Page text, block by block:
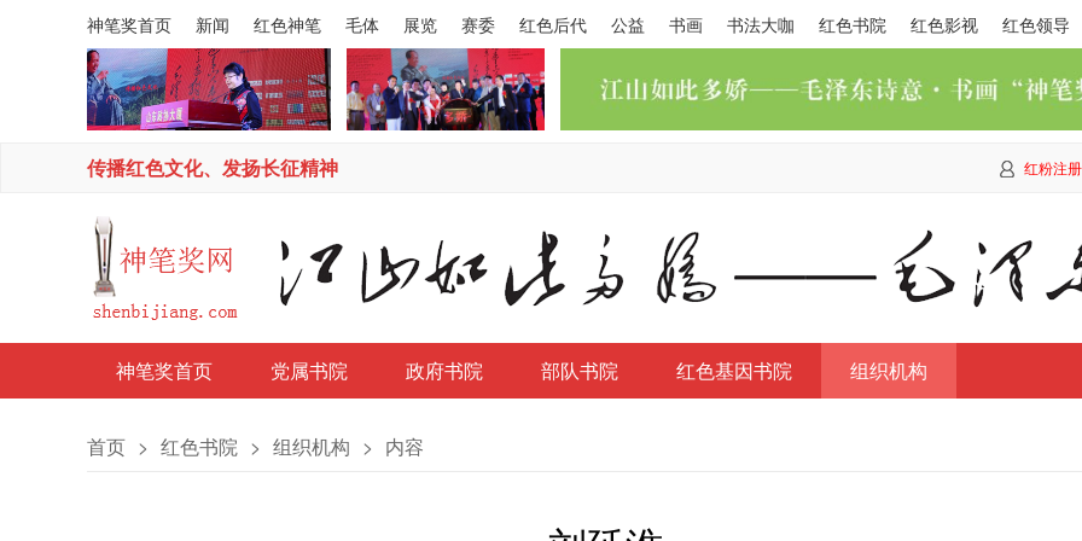
神笔奖首页 新闻 红色神笔 毛体 展览 赛委 红色后代 公益 书画 书法大咖 红色书院 红色影视 红色领导
传播红色文化、发扬长征精神 红粉注册
神笔奖首页 党属书院 政府书院 部队书院 红色基因书院 组织机构
首页 > 红色书院 > 组织机构 > 内容